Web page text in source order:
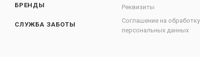
БРЕНДЫ
СЛУЖБА ЗАБОТЫ
Реквизиты
Соглашение на обработку
персональных данных